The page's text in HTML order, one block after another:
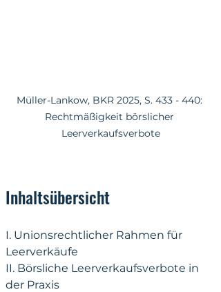
Müller-Lankow, BKR 2025, S. 433 - 440:
Rechtmäßigkeit börslicher
Leerverkaufsverbote
Inhaltsübersicht
I. Unionsrechtlicher Rahmen für
Leerverkäufe
II. Börsliche Leerverkaufsverbote in
der Praxis